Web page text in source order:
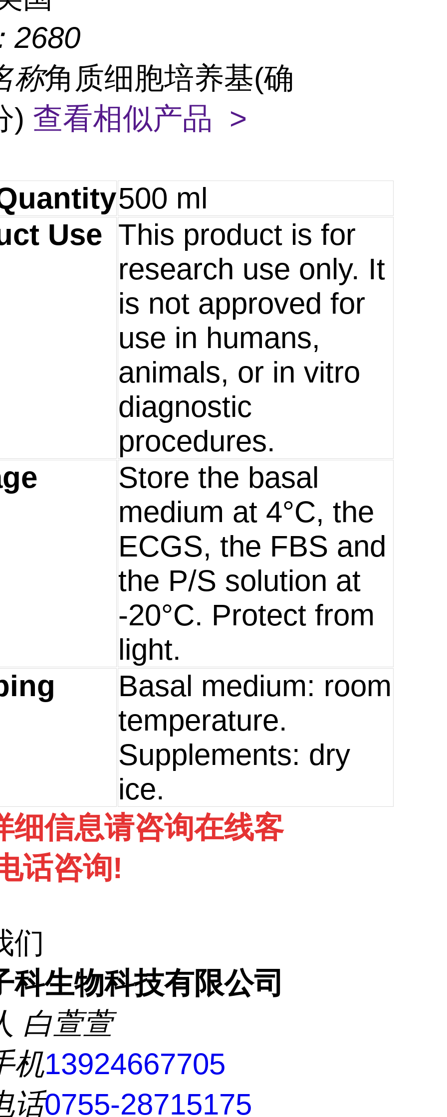
2680
称角质细胞培养基(确
) 查看相似产品 >
500 ml
Use This product is for
research use only. It
is not approved for
use in humans,
animals, or in vitro
diagnostic
procedures.
Store the basal
medium at 4°C, the
ECGS, the FBS and
the P/S solution at
-20°C. Protect from
light.
Basal medium: room
temperature.
Supplements: dry
ice.
细信息请咨询在线客
话咨询!
们
科生物科技有限公司
白萱萱
机13924667705
话0755-28715175